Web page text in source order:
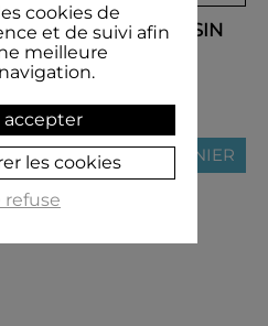
TAMPON DESSIN
29,50 €
AJOUTER AU PANIER
cookies de
et de suivi afin
meilleure
accepter
les cookies
refuse